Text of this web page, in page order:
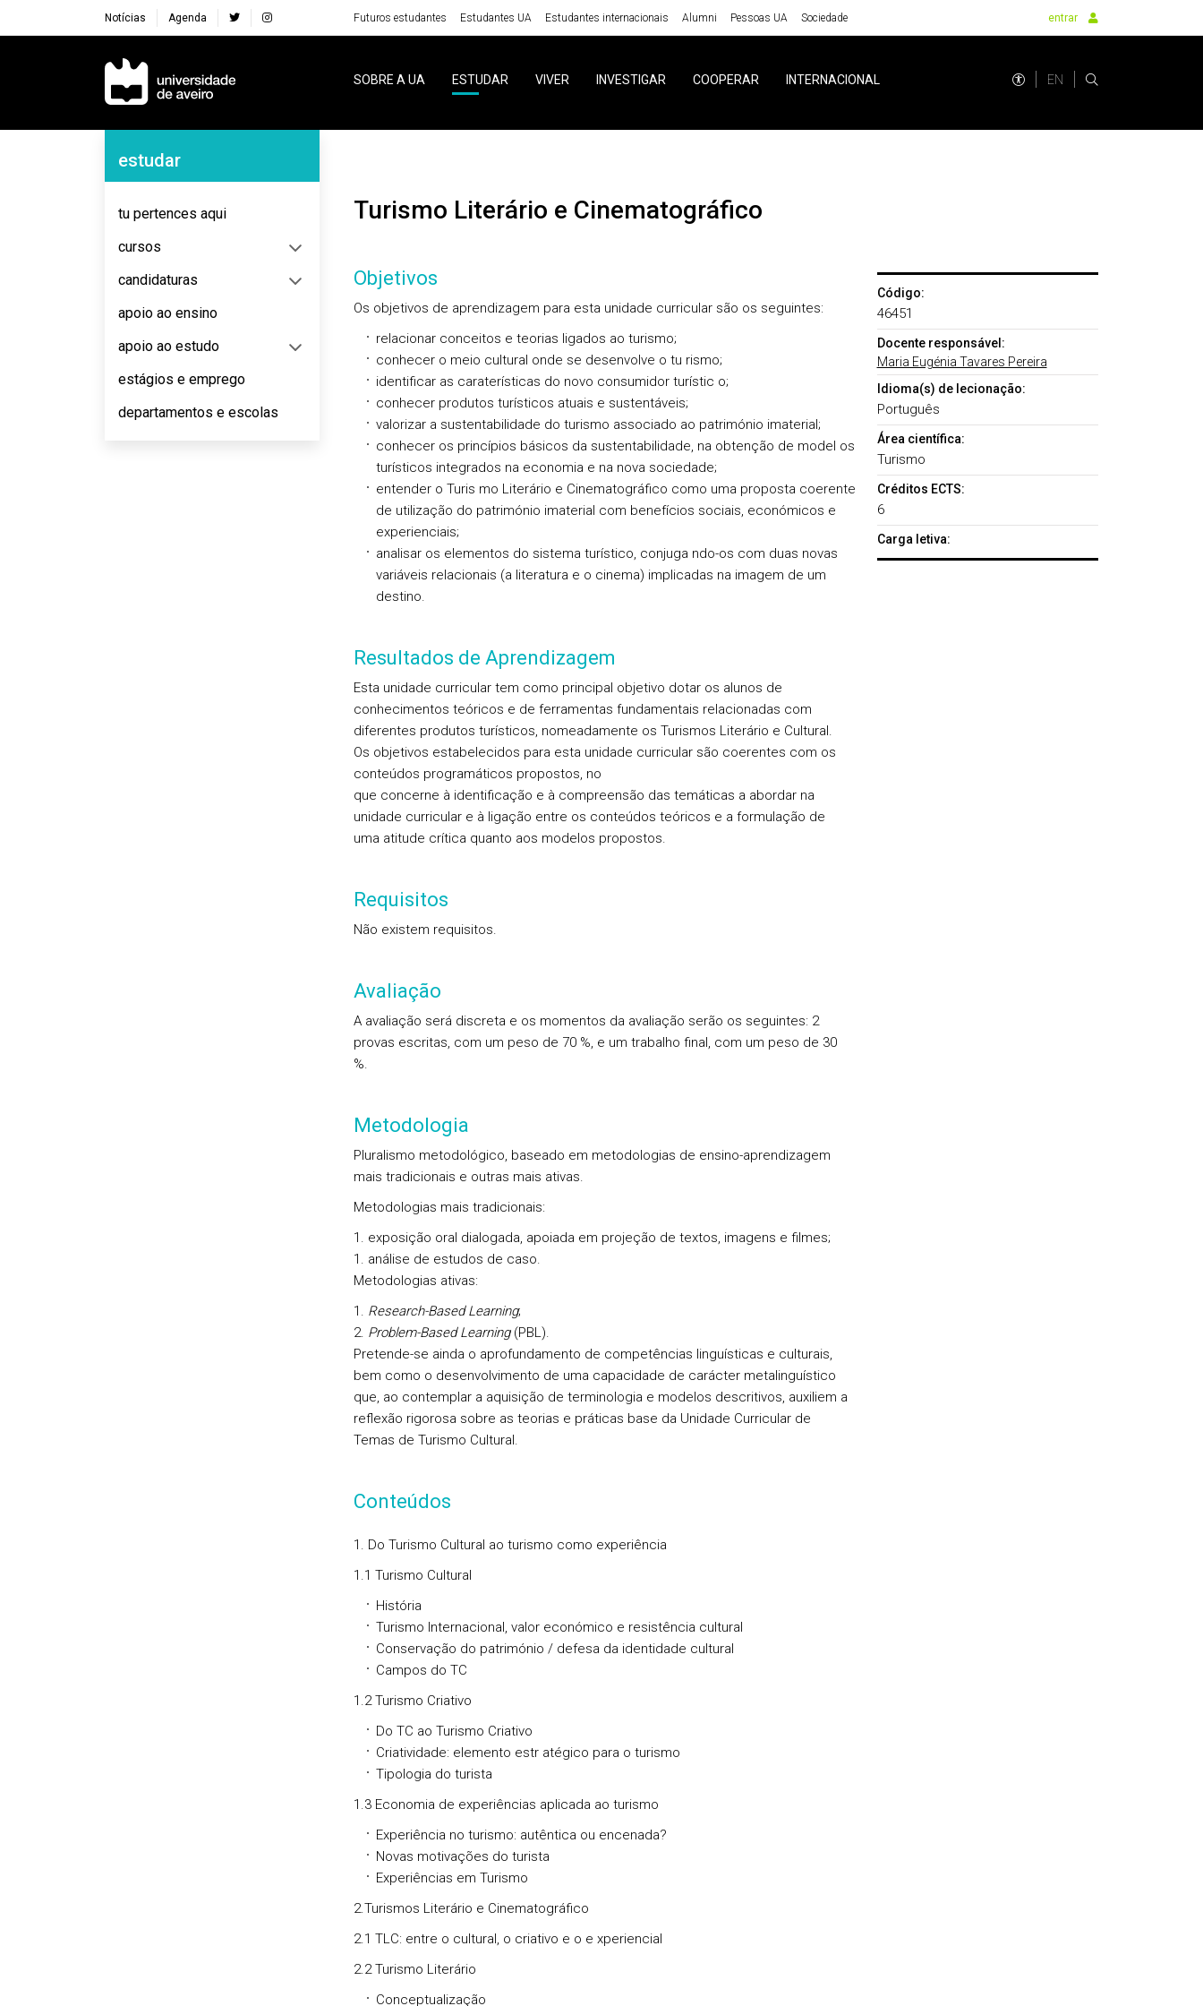
Notícias Agenda Futuros estudantes Estudantes UA Estudantes internacionais Alumni Pessoas UA Sociedade entrar
Navegação Principal
SOBRE A UA ESTUDAR VIVER INVESTIGAR COOPERAR INTERNACIONAL EN
Navegação Lateral
estudar
tu pertences aqui
cursos
candidaturas
apoio ao ensino
apoio ao estudo
estágios e emprego
departamentos e escolas
Turismo Literário e Cinematográfico
Objetivos
Os objetivos de aprendizagem para esta unidade curricular são os seguintes:
relacionar conceitos e teorias ligados ao turismo;
conhecer o meio cultural onde se desenvolve o tu rismo;
identificar as caraterísticas do novo consumidor turístic o;
conhecer produtos turísticos atuais e sustentáveis;
valorizar a sustentabilidade do turismo associado ao património imaterial;
conhecer os princípios básicos da sustentabilidade, na obtenção de model os
turísticos integrados na economia e na nova sociedade;
entender o Turis mo Literário e Cinematográfico como uma proposta coerente
de utilização do património imaterial com benefícios sociais, económicos e
experienciais;
analisar os elementos do sistema turístico, conjuga ndo-os com duas novas
variáveis relacionais (a literatura e o cinema) implicadas na imagem de um
destino.
Resultados de Aprendizagem
Esta unidade curricular tem como principal objetivo dotar os alunos de
conhecimentos teóricos e de ferramentas fundamentais relacionadas com
diferentes produtos turísticos, nomeadamente os Turismos Literário e Cultural.
Os objetivos estabelecidos para esta unidade curricular são coerentes com os
conteúdos programáticos propostos, no
que concerne à identificação e à compreensão das temáticas a abordar na
unidade curricular e à ligação entre os conteúdos teóricos e a formulação de
uma atitude crítica quanto aos modelos propostos.
Requisitos
Não existem requisitos.
Avaliação
A avaliação será discreta e os momentos da avaliação serão os seguintes: 2
provas escritas, com um peso de 70 %, e um trabalho final, com um peso de 30
%.
Metodologia
Pluralismo metodológico, baseado em metodologias de ensino-aprendizagem
mais tradicionais e outras mais ativas.
Metodologias mais tradicionais:
exposição oral dialogada, apoiada em projeção de textos, imagens e filmes;
análise de estudos de caso.
Metodologias ativas:
Research-Based Learning;
Problem-Based Learning(PBL).
Pretende-se ainda o aprofundamento de competências linguísticas e culturais,
bem como o desenvolvimento de uma capacidade de carácter metalinguístico
que, ao contemplar a aquisição de terminologia e modelos descritivos, auxiliem a
reflexão rigorosa sobre as teorias e práticas base da Unidade Curricular de
Temas de Turismo Cultural.
Conteúdos
1. Do Turismo Cultural ao turismo como experiência
1.1 Turismo Cultural
História
Turismo Internacional, valor económico e resistência cultural
Conservação do património / defesa da identidade cultural
Campos do TC
1.2 Turismo Criativo
Do TC ao Turismo Criativo
Criatividade: elemento estr atégico para o turismo
Tipologia do turista
1.3 Economia de experiências aplicada ao turismo
Experiência no turismo: autêntica ou encenada?
Novas motivações do turista
Experiências em Turismo
2.Turismos Literário e Cinematográfico
2.1 TLC: entre o cultural, o criativo e o e xperiencial
2.2 Turismo Literário
Conceptualização
Código:
46451
Docente responsável:
Maria Eugénia Tavares Pereira
Idioma(s) de lecionação:
Português
Área científica:
Turismo
Créditos ECTS:
6
Carga letiva: